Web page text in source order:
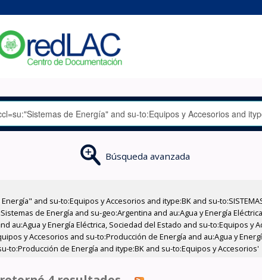
Búsqueda avanzada
and su-to:Equipos y Accesorios and itype:BK and su-
de Energía and su-geo:Argentina and au:Agua y Energía
au:Agua y Energía Eléctrica, Sociedad del Estado and su-to:Equipos y
y Accesorios and su-to:Producción de Energía and au:Agua y
to:Producción de Energía and itype:BK and su-to:Equipos y Accesorios'